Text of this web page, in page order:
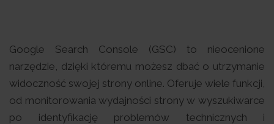
Google Search Console (GSC) to nieocenione
narzędzie, dzięki któremu możesz dbać o utrzymanie
widoczność swojej strony online. Oferuje wiele funkcji,
od monitorowania wydajności strony w wyszukiwarce
po identyfikację problemów technicznych i